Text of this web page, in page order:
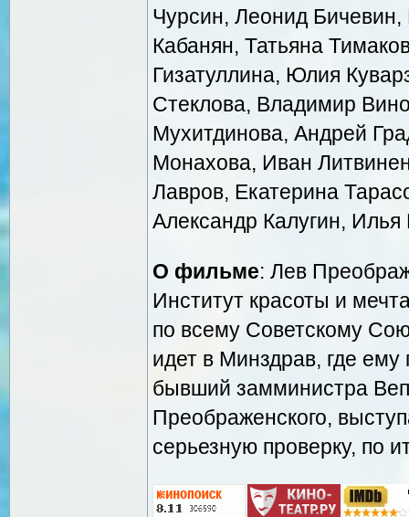
Чурсин, Леонид
Кабанян, Татьяна
Гизатуллина, Юлия
Стеклова, Владимир
Мухитдинова, Андрей
Монахова, Иван
Лавров, Екатерина
Александр Калугин, Илья
О фильме: Лев
Институт красоты и
по всему Советскому
идет в Минздрав, где ему
бывший замминистра
Преображенского,
серьезную проверку, по